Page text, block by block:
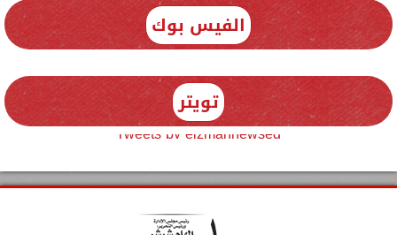
الفيس بوك
تويتر
Tweets by elzmannewseg